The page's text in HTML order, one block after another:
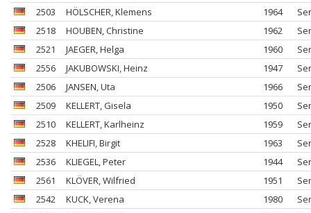
2503
HÖLSCHER, Klemens 1964
2518
HOUBEN, Christine 1962
2521
JAEGER, Helga 1960
2556
JAKUBOWSKI, Heinz 1947
2506
JANSEN, Uta 1966
2509
KELLERT, Gisela 1950
2510
KELLERT, Karlheinz 1959
2528
KHELIFI, Birgit 1963
2536
KLIEGEL, Peter 1944
2561
KLÖVER, Wilfried 1951
2542
KUCK, Verena 1980